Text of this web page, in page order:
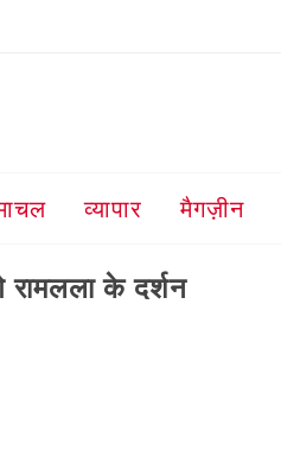
व्यापार मैगज़ीन
रामलला के दर्शन